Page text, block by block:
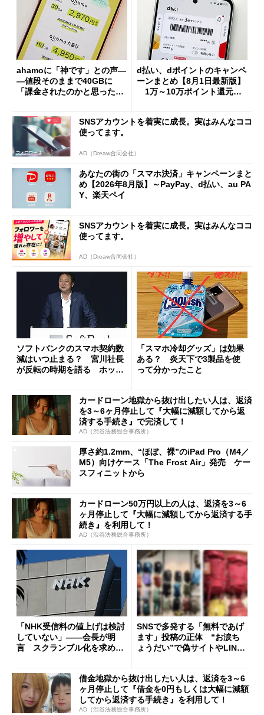
ahamoに「神です」との声―
―値段そのままで40GBに
「課金されたのかと思った」
d払い、dポイントのキャンペ
ーンまとめ【8月1日最新版】
1万～10万ポイント還元の
SNSアカウントを着実に成長。実はみんなココ
使ってます。
AD（Dreaw合同会社）
あなたの街の「スマホ決済」キャンペーンまと
め【2026年8月版】～PayPay、d払い、au PA
Y、楽天ペイ
SNSアカウントを着実に成長。実はみんなココ
使ってます。
AD（Dreaw合同会社）
ソフトバンクのスマホ契約数
減はいつ止まる？ 宮川社長
が反転の時期を語る ホッピ
「スマホ冷却グッズ」は効果
ある？ 炎天下で3製品を使
って分かったこと
カードローン地獄から抜け出したい人は、返済
を3～6ヶ月停止して『大幅に減額してから返
済する手続き』で完済して！
AD（渋谷法務総合事務所）
厚さ約1.2mm、“ほぼ、裸”のiPad Pro（M4／
M5）向けケース「The Frost Air」発売 ケー
スフィニットから
カードローン50万円以上の人は、返済を3～6
ヶ月停止して『大幅に減額してから返済する手
続き』を利用して！
AD（渋谷法務総合事務所）
「NHK受信料の値上げは検討
していない」――会長が明
言 スクランブル化を求める
SNSで多発する「無料であげ
ます」投稿の正体 “お涙ち
ょうだい”で偽サイトやLINE
借金地獄から抜け出したい人は、返済を3～6
ヶ月停止して『借金を0円もしくは大幅に減額
してから返済する手続き』を利用して！
AD（渋谷法務総合事務所）